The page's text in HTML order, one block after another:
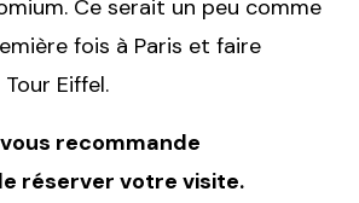
Ce serait un peu comme
fois à Paris et faire
Eiffel.
recommande
réserver votre visite.